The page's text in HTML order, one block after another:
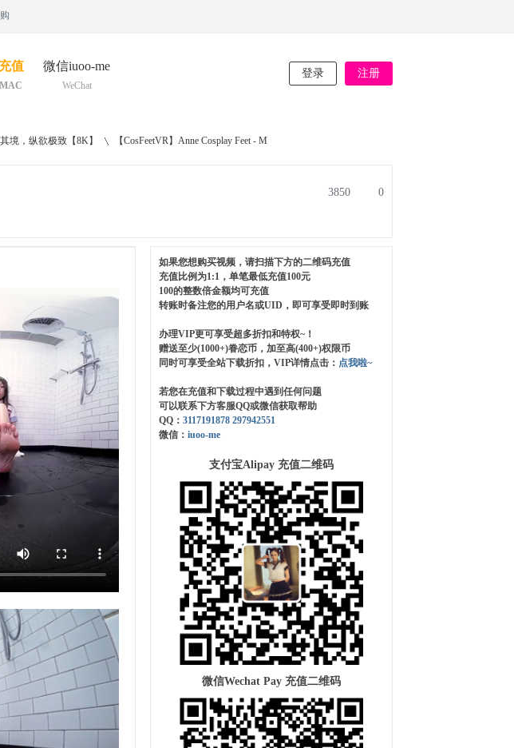
值 微信iuoo-me
WeChat
登录 注册
境，纵欲极致【8K】 【CosFeetVR】Anne Cosplay Feet - M
0
3850
如果您想购买视频，请扫描下方的二维码充值
充值比例为1:1，单笔最低充值100元
100的整数倍金额均可充值
转账时备注您的用户名或UID，即可享受即时到账
办理VIP更可享受超多折扣和特权~！
赠送至少(1000+)眷恋币，加至高(400+)权限币
同时可享受全站下载折扣，VIP详情点击： 点我啦~
若您在充值和下载过程中遇到任何问题
可以联系下方客服QQ或微信获取帮助
QQ： 3117191878 297942551
微信： iuoo-me
支付宝Alipay 充值二维码
微信Wechat Pay 充值二维码